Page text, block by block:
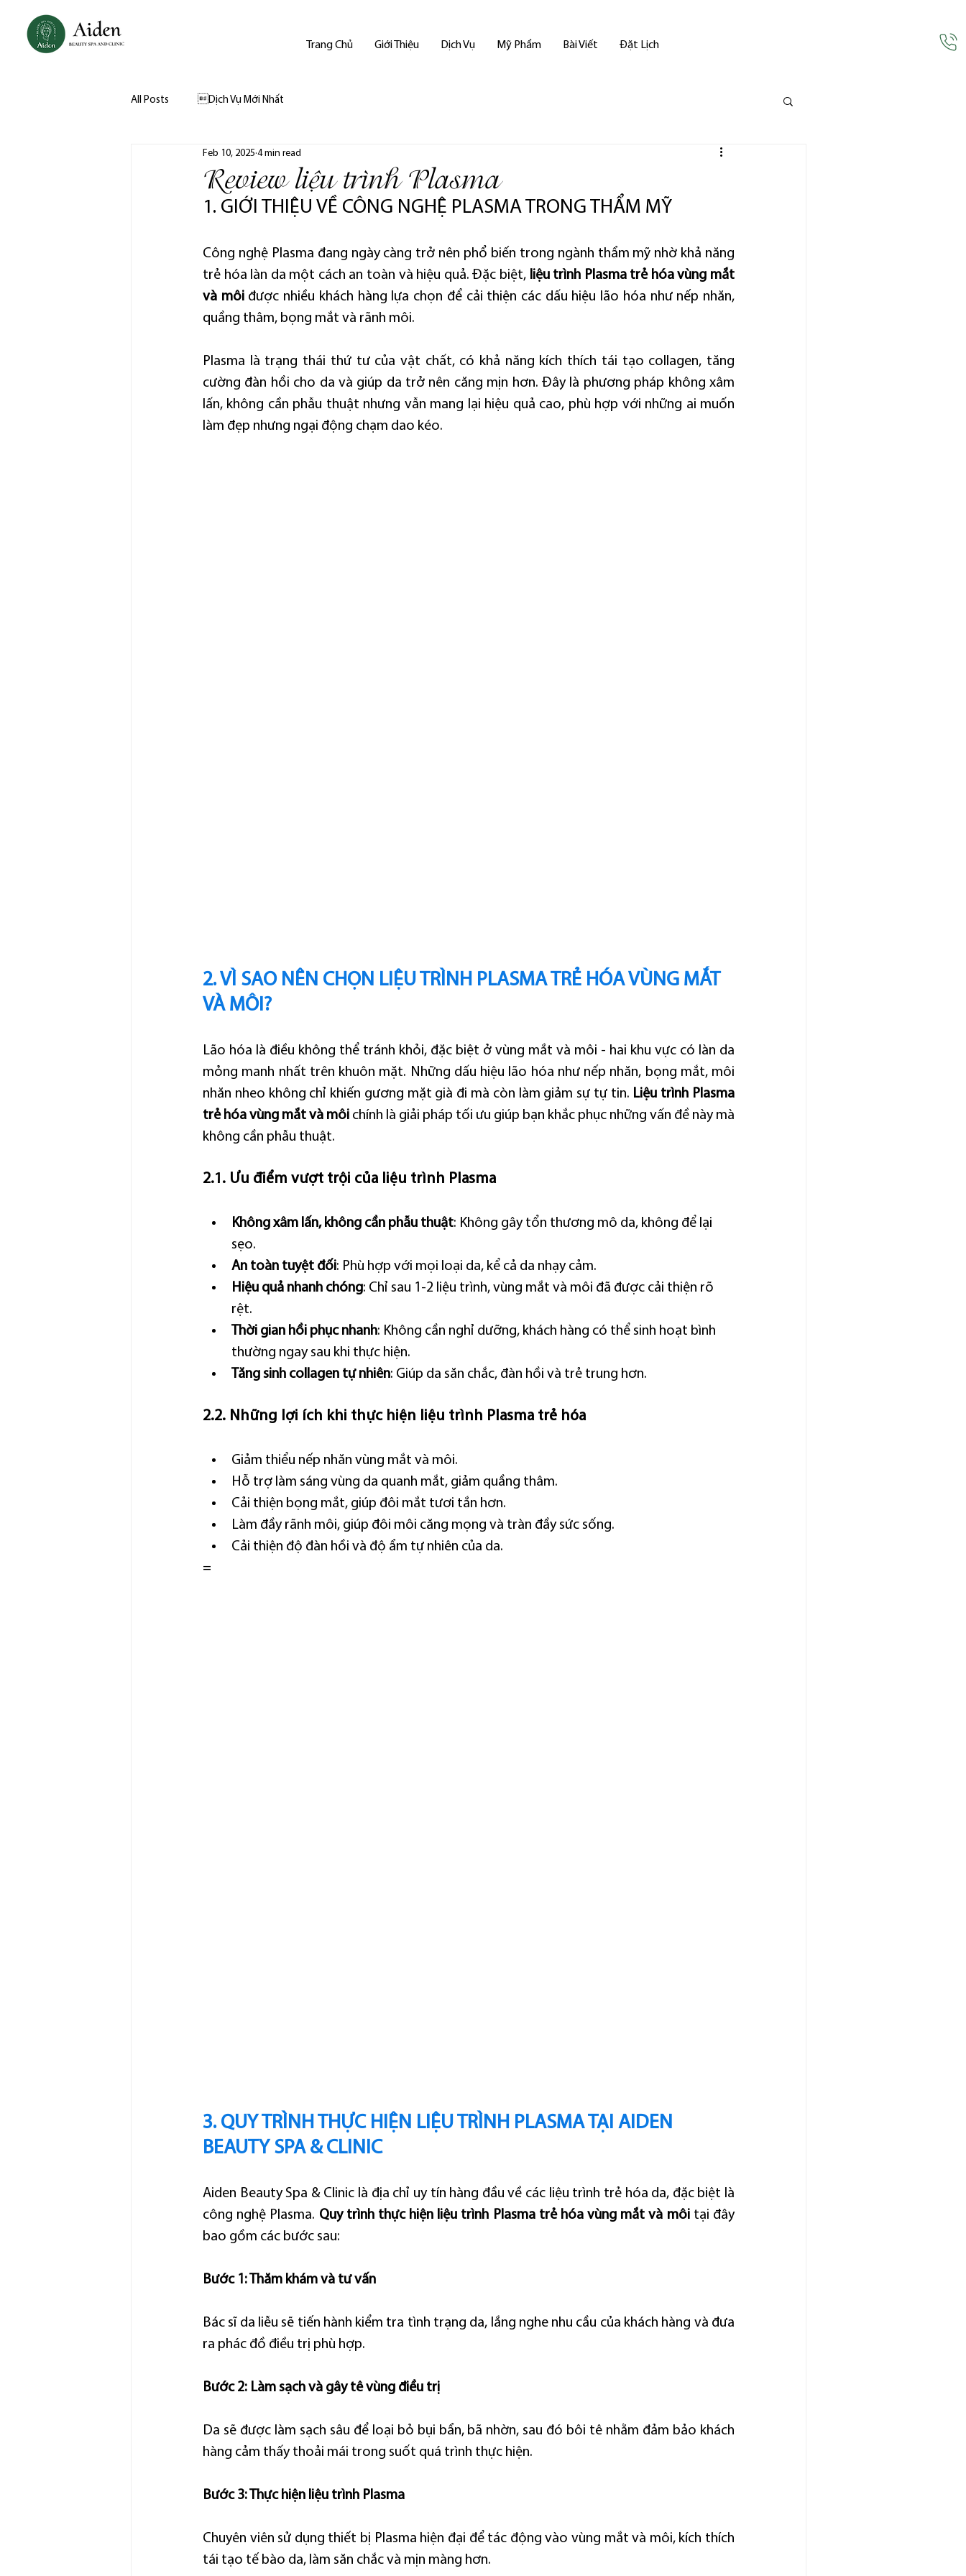
Trang Chủ Giới Thiệu Dịch Vụ Mỹ Phẩm Bài Viết Đặt Lịch
All Posts Dịch Vụ Mới Nhất
Review liệu trình Plasma
Feb 10, 2025 4 min read
1. GIỚI THIỆU VỀ CÔNG NGHỆ PLASMA TRONG THẨM MỸ
Công nghệ Plasma đang ngày càng trở nên phổ biến trong ngành thẩm mỹ nhờ khả năng
trẻ hóa làn da một cách an toàn và hiệu quả. Đặc biệt, liệu trình Plasma trẻ hóa vùng mắt
và môi được nhiều khách hàng lựa chọn để cải thiện các dấu hiệu lão hóa như nếp nhăn,
quầng thâm, bọng mắt và rãnh môi.
Plasma là trạng thái thứ tư của vật chất, có khả năng kích thích tái tạo collagen, tăng
cường đàn hồi cho da và giúp da trở nên căng mịn hơn. Đây là phương pháp không xâm
lấn, không cần phẫu thuật nhưng vẫn mang lại hiệu quả cao, phù hợp với những ai muốn
làm đẹp nhưng ngại động chạm dao kéo.
2. VÌ SAO NÊN CHỌN LIỆU TRÌNH PLASMA TRẺ HÓA VÙNG MẮT
VÀ MÔI?
Lão hóa là điều không thể tránh khỏi, đặc biệt ở vùng mắt và môi - hai khu vực có làn da
mỏng manh nhất trên khuôn mặt. Những dấu hiệu lão hóa như nếp nhăn, bọng mắt, môi
nhăn nheo không chỉ khiến gương mặt già đi mà còn làm giảm sự tự tin. Liệu trình Plasma
trẻ hóa vùng mắt và môi chính là giải pháp tối ưu giúp bạn khắc phục những vấn đề này mà
không cần phẫu thuật.
2.1. Ưu điểm vượt trội của liệu trình Plasma
Không xâm lấn, không cần phẫu thuật: Không gây tổn thương mô da, không để lại
sẹo.
An toàn tuyệt đối: Phù hợp với mọi loại da, kể cả da nhạy cảm.
Hiệu quả nhanh chóng: Chỉ sau 1-2 liệu trình, vùng mắt và môi đã được cải thiện rõ
rệt.
Thời gian hồi phục nhanh: Không cần nghỉ dưỡng, khách hàng có thể sinh hoạt bình
thường ngay sau khi thực hiện.
Tăng sinh collagen tự nhiên: Giúp da săn chắc, đàn hồi và trẻ trung hơn.
2.2. Những lợi ích khi thực hiện liệu trình Plasma trẻ hóa
Giảm thiểu nếp nhăn vùng mắt và môi.
Hỗ trợ làm sáng vùng da quanh mắt, giảm quầng thâm.
Cải thiện bọng mắt, giúp đôi mắt tươi tắn hơn.
Làm đầy rãnh môi, giúp đôi môi căng mọng và tràn đầy sức sống.
Cải thiện độ đàn hồi và độ ẩm tự nhiên của da.
=
3. QUY TRÌNH THỰC HIỆN LIỆU TRÌNH PLASMA TẠI AIDEN
BEAUTY SPA & CLINIC
Aiden Beauty Spa & Clinic là địa chỉ uy tín hàng đầu về các liệu trình trẻ hóa da, đặc biệt là
công nghệ Plasma. Quy trình thực hiện liệu trình Plasma trẻ hóa vùng mắt và môi tại đây
bao gồm các bước sau:
Bước 1: Thăm khám và tư vấn
Bác sĩ da liễu sẽ tiến hành kiểm tra tình trạng da, lắng nghe nhu cầu của khách hàng và đưa
ra phác đồ điều trị phù hợp.
Bước 2: Làm sạch và gây tê vùng điều trị
Da sẽ được làm sạch sâu để loại bỏ bụi bẩn, bã nhờn, sau đó bôi tê nhằm đảm bảo khách
hàng cảm thấy thoải mái trong suốt quá trình thực hiện.
Bước 3: Thực hiện liệu trình Plasma
Chuyên viên sử dụng thiết bị Plasma hiện đại để tác động vào vùng mắt và môi, kích thích
tái tạo tế bào da, làm săn chắc và mịn màng hơn.